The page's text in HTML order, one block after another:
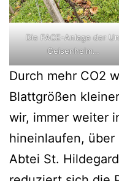
Die FACE-Anlage der
Geisenheim…
Durch mehr CO2
Blattgrößen
wir, immer weiter
hineinlaufen,
Abtei St.